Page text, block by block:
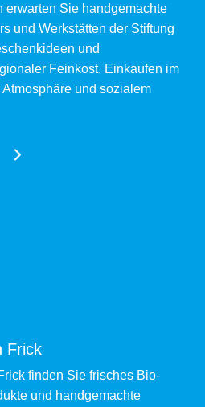
erwarten Sie handgemachte
und Werkstätten der Stiftung
und
Feinkost. Einkaufen im
und sozialem
Frick
finden Sie frisches Bio-
und handgemachte